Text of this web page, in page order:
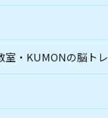
室・KUMONの脳トレ